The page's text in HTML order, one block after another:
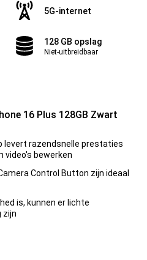
5G-internet
128 GB opslag
Niet-uitbreidbaar
16 Plus 128GB Zwart
levert razendsnelle prestaties
video's bewerken
Control Button zijn ideaal
is, kunnen er lichte
zijn